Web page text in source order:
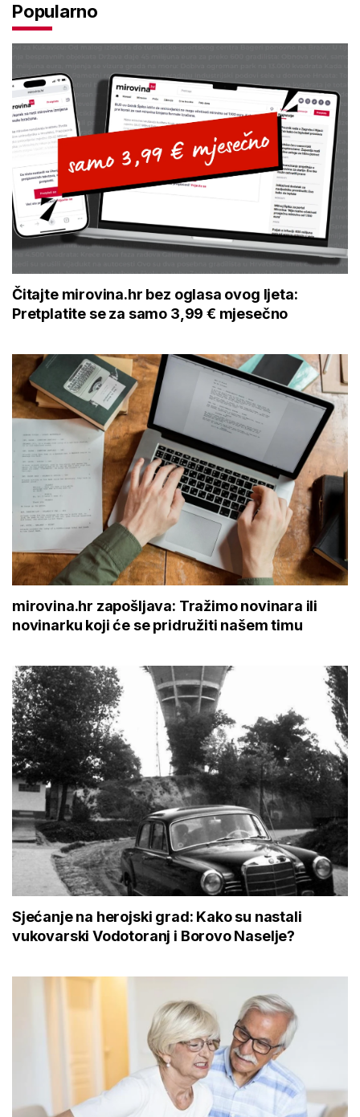
Popularno
Čitajte mirovina.hr bez oglasa ovog ljeta:
Pretplatite se za samo 3,99 € mjesečno
mirovina.hr zapošljava: Tražimo novinara ili
novinarku koji će se pridružiti našem timu
Sjećanje na herojski grad: Kako su nastali
vukovarski Vodotoranj i Borovo Naselje?